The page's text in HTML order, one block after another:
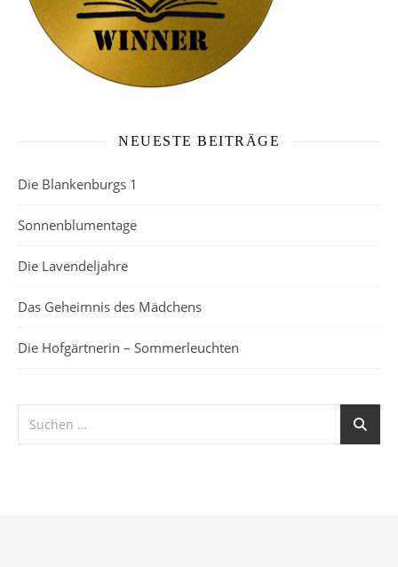
NEUESTE BEITRÄGE
Die Blankenburgs 1
Sonnenblumentage
Die Lavendeljahre
Das Geheimnis des Mädchens
Die Hofgärtnerin – Sommerleuchten